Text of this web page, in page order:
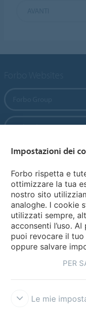
Forbo Flooring Systems
Forbo Movement
Seleziona una
Seleziona la tua
Impostazioni dei
Forbo rispetta e
ottimizzare la tua
nostro sito
analoghe. I cookie
utilizzati sempre,
acconsenti l’uso.
puoi revocare il
oppure salvare
PER
Le mie